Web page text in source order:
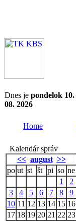
Dnes je pondelok 10.
08. 2026
Home
Kalendár správ
<< august >>
po ut st št pi so ne
1
2
3
4 5 6 7 8
9
10 11 12 13 14 15 16
17 18 19 20 21 22 23